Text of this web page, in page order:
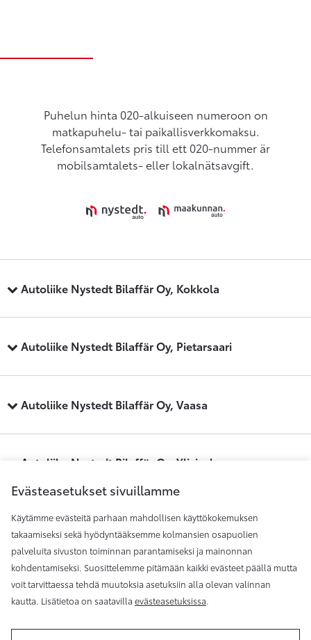
Puhelun hinta 020-alkuiseen numeroon on
matkapuhelu- tai paikallisverkkomaksu.
Telefonsamtalets pris till ett 020-nummer är
mobilsamtalets- eller lokalnätsavgift.
Autoliike Nystedt Bilaffär Oy, Kokkola
Autoliike Nystedt Bilaffär Oy, Pietarsaari
Autoliike Nystedt Bilaffär Oy, Vaasa
Autoliike Nystedt Bilaffär Oy, Ylivieska
Maakunnan Auto, Kauhajoki
Maakunnan Auto, Seinäjoki
Evästeasetukset sivuillamme
Käytämme evästeitä parhaan mahdollisen käyttökokemuksen
takaamiseksi sekä hyödyntääksemme kolmansien osapuolien
palveluita sivuston toiminnan parantamiseksi ja mainonnan
kohdentamiseksi. Suosittelemme pitämään kaikki evästeet päällä mutta
voit tarvittaessa tehdä muutoksia asetuksiin alla olevan valinnan
kautta. Lisätietoa on saatavilla evästeasetuksissa.